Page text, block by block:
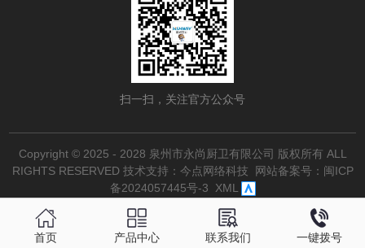
扫一扫，关注官方公众号
Copyright © 2025 - 2028 泉州市永尚厨卫有限公司 版权所有 ALL
RIGHTS RESERVED技术支持：今点网络科技 网站备案号： 闽ICP
备2024057445号-3
XML
首页 产品中心 联系我们 一键拨号